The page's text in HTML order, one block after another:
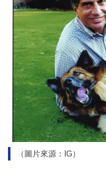
（圖片來源：IG）